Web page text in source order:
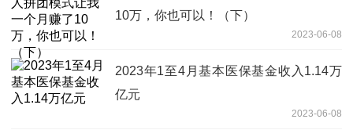
10万，你也可以！（下）
2023-06-08
2023年1至4月基本医保基金收入1.14万
亿元
2023-06-08